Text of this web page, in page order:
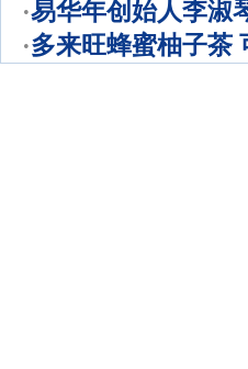
·易华年创始人李淑
·多来旺蜂蜜柚子茶